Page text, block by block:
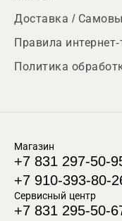
Доставка /
Правила интернет-
Политика
Магазин
+7 831 297-50-
+7 910-393-80-
Сервисный центр
+7 831 295-50-